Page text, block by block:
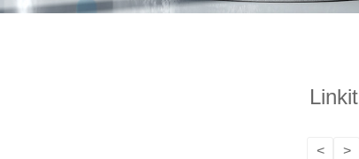
Linkit
< >